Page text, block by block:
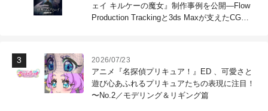
ェイ キルケーの魔女』制作事例を公開―Flow
Production Trackingと3ds Maxが支えたCG制
2026/07/23
アニメ『名探偵プリキュア！』ED 、可愛さと
遊び心あふれるプリキュアたちの表現に注目！
〜No.2／モデリング＆リギング篇